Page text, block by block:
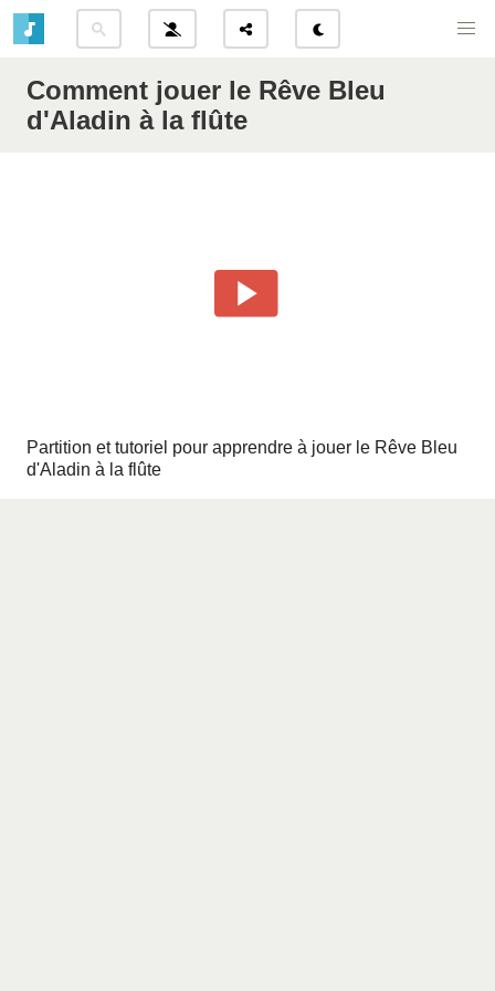
Comment jouer le Rêve Bleu
d'Aladin à la flûte
Partition et tutoriel pour apprendre à jouer le Rêve Bleu
d'Aladin à la flûte